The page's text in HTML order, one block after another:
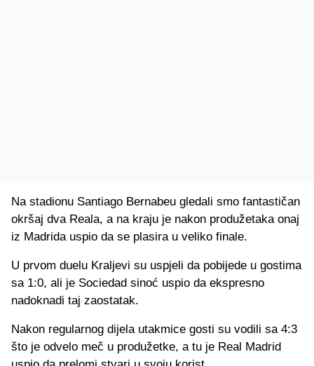
Na stadionu Santiago Bernabeu gledali smo fantastičan
okršaj dva Reala, a na kraju je nakon produžetaka onaj
iz Madrida uspio da se plasira u veliko finale.
U prvom duelu Kraljevi su uspjeli da pobijede u gostima
sa 1:0, ali je Sociedad sinoć uspio da ekspresno
nadoknadi taj zaostatak.
Nakon regularnog dijela utakmice gosti su vodili sa 4:3
što je odvelo meč u produžetke, a tu je Real Madrid